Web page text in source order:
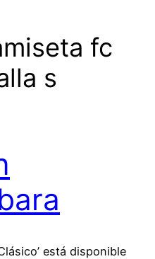
fc
s
está disponible